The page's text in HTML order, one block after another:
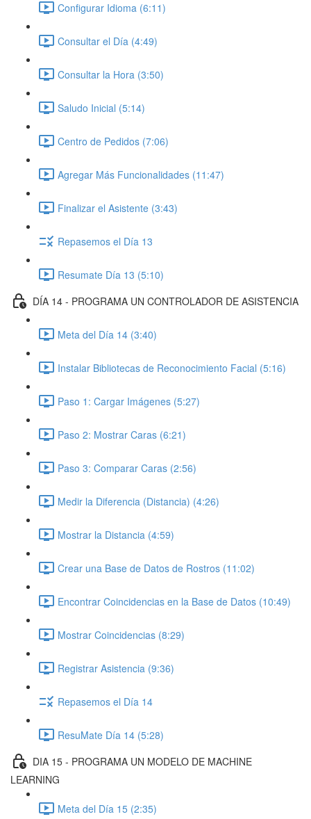
Configurar Idioma (6:11)
Consultar el Día (4:49)
Consultar la Hora (3:50)
Saludo Inicial (5:14)
Centro de Pedidos (7:06)
Agregar Más Funcionalidades (11:47)
Finalizar el Asistente (3:43)
Repasemos el Día 13
Resumate Día 13 (5:10)
DÍA 14 - PROGRAMA UN CONTROLADOR DE ASISTENCIA
Meta del Día 14 (3:40)
Instalar Bibliotecas de Reconocimiento Facial (5:16)
Paso 1: Cargar Imágenes (5:27)
Paso 2: Mostrar Caras (6:21)
Paso 3: Comparar Caras (2:56)
Medir la Diferencia (Distancia) (4:26)
Mostrar la Distancia (4:59)
Crear una Base de Datos de Rostros (11:02)
Encontrar Coincidencias en la Base de Datos (10:49)
Mostrar Coincidencias (8:29)
Registrar Asistencia (9:36)
Repasemos el Día 14
ResuMate Día 14 (5:28)
DIA 15 - PROGRAMA UN MODELO DE MACHINE
LEARNING
Meta del Día 15 (2:35)